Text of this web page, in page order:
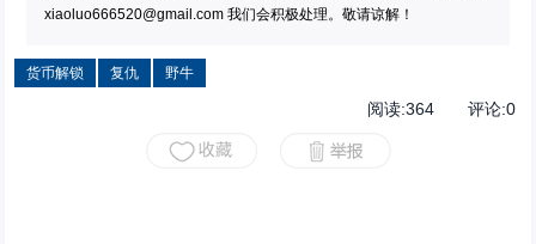
xiaoluo666520@gmail.com 我们会积极处理。敬请谅解！
货币解锁 复仇 野牛
阅读:364评论:0